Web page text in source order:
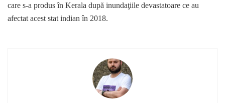
care s-a produs în Kerala după inundaţiile devastatoare ce au
afectat acest stat indian în 2018.